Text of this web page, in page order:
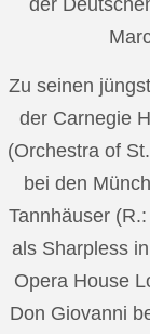
der
Zu seinen
der Carnegie
(Orchestra of
bei den
Tannhäuser
als Sharpless
Opera House
Don Giovanni